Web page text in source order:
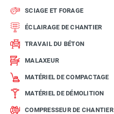
SCIAGE ET FORAGE
ÉCLAIRAGE DE CHANTIER
TRAVAIL DU BÉTON
MALAXEUR
MATÉRIEL DE COMPACTAGE
MATÉRIEL DE DÉMOLITION
COMPRESSEUR DE CHANTIER